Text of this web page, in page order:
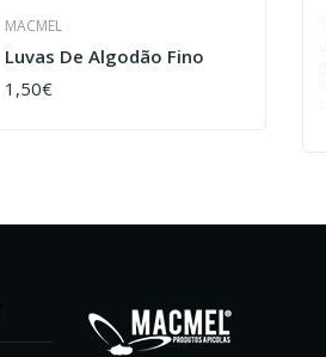
MACMEL
Luvas De Algodão Fino
1,50€
COMPRAR